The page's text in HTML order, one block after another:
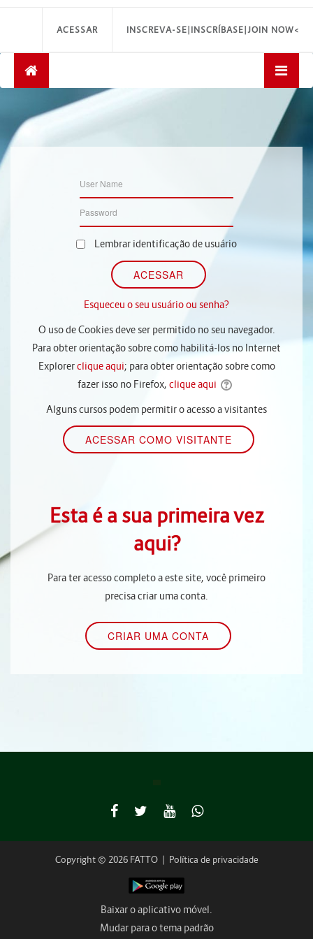
INSCREVA-SE|INSCRÍBASE|JOIN NOW<
ACESSAR
Lembrar identificação de usuário
Esqueceu o seu usuário ou senha?
O uso de Cookies deve ser permitido no seu navegador.
Para obter orientação sobre como habilitá-los no Internet
Explorerclique aqui; para obter orientação sobre como
fazer isso no Firefox, clique aqui
Alguns cursos podem permitir o acesso a visitantes
Esta é a sua primeira vez
aqui?
Para ter acesso completo a este site, você primeiro
precisa criar uma conta.
Copyright © 2026 FATTO | Política de privacidade
Baixar o aplicativo móvel.
Mudar para o tema padrão